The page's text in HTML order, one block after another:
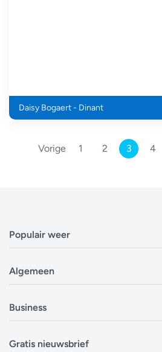
Daisy Bogaert - Dinant
Vorige 1 2 3 4
Populair weer
Weerbericht Brussel
Weerbericht Eindhoven
Alle locaties in België
Algemeen
Privacyverklaring
Disclaimer
Business
Gratis nieuwsbrief